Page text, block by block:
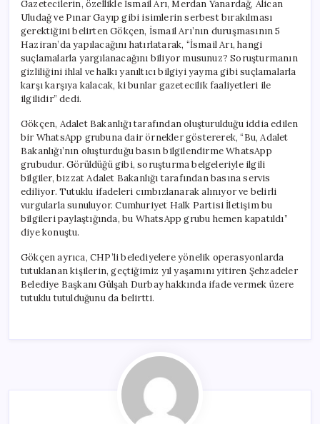
Gazetecilerin, özellikle İsmail Arı, Merdan Yanardağ, Alican
Uludağ ve Pınar Gayıp gibi isimlerin serbest bırakılması
gerektiğini belirten Gökçen, İsmail Arı’nın duruşmasının 5
Haziran’da yapılacağını hatırlatarak, “İsmail Arı, hangi
suçlamalarla yargılanacağını biliyor musunuz? Soruşturmanın
gizliliğini ihlal ve halkı yanıltıcı bilgiyi yayma gibi suçlamalarla
karşı karşıya kalacak, ki bunlar gazetecilik faaliyetleri ile
ilgilidir” dedi.
Gökçen, Adalet Bakanlığı tarafından oluşturulduğu iddia edilen
bir WhatsApp grubuna dair örnekler göstererek, “Bu, Adalet
Bakanlığı’nın oluşturduğu basın bilgilendirme WhatsApp
grubudur. Görüldüğü gibi, soruşturma belgeleriyle ilgili
bilgiler, bizzat Adalet Bakanlığı tarafından basına servis
ediliyor. Tutuklu ifadeleri cımbızlanarak alınıyor ve belirli
vurgularla sunuluyor. Cumhuriyet Halk Partisi İletişim bu
bilgileri paylaştığında, bu WhatsApp grubu hemen kapatıldı”
diye konuştu.
Gökçen ayrıca, CHP’li belediyelere yönelik operasyonlarda
tutuklanan kişilerin, geçtiğimiz yıl yaşamını yitiren Şehzadeler
Belediye Başkanı Gülşah Durbay hakkında ifade vermek üzere
tutuklu tutulduğunu da belirtti.